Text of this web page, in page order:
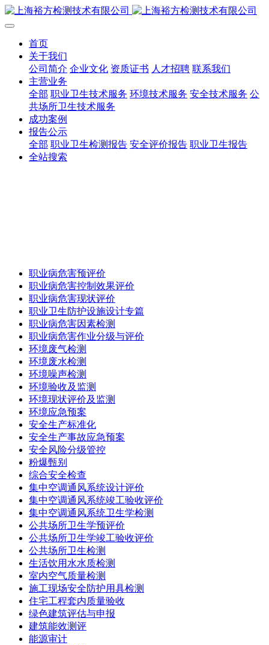
首页
关于我们
公司简介 企业文化 资质证书 人才招聘 联系我们
主营业务
全部 职业卫生技术服务 环境技术服务 安全技术服务 公
共场所卫生技术服务
成功案例
报告公示
全部 职业卫生检测报告 安全评价报告 职业卫生报告
全站搜索
职业病危害预评价
职业病危害控制效果评价
职业病危害现状评价
职业卫生防护设施设计专篇
职业病危害因素检测
职业病危害作业分级与评价
环境废气检测
环境废水检测
环境噪声检测
环境验收及监测
环境现状评价及监测
环境应急预案
安全生产标准化
安全生产事故应急预案
安全风险分级管控
粉爆甄别
综合安全检查
集中空调通风系统设计评价
集中空调通风系统竣工验收评价
集中空调通风系统卫生学检测
公共场所卫生学预评价
公共场所卫生学竣工验收评价
公共场所卫生检测
生活饮用水水质检测
室内空气质量检测
施工现场安全防护用具检测
住宅工程套内质量验收
绿色建筑评估与申报
建筑能效测评
能源审计